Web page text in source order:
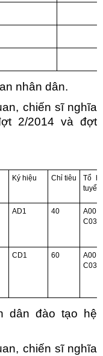
nhân dân.
chiến sĩ nghĩa
2/2014 và đợt
Ký hiệu Chỉ tiêu
Tổ
tuyển
AD1 40
C03.
CD1 60
A00,
C03,
dân đào tạo hệ
chiến sĩ nghĩa